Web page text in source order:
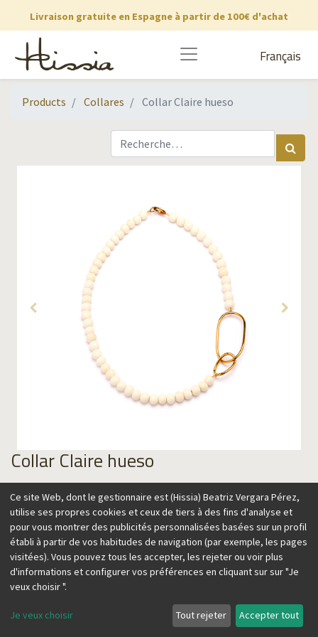
Livraison gratuite en Espagne à partir de 100€ d'achat
Français
Products Collares Collar Claire hueso
Collar Claire hueso
149,00€
Ajouter au panier
Collar de bolas de hueso y eslabón irregular con un diseño
Ce site Web, dont le gestionnaire est (Hissia) Beatriz Vergara Pérez,
utilise ses propres cookies et ceux de tiers à des fins d'analyse et
pour vous montrer des publicités personnalisées basées sur un profil
établi à partir de vos habitudes de navigation (par exemple, les pages
visitées). Vous pouvez tous les accepter, les rejeter ou voir plus
d'informations et configurer vos préférences en cliquant sur sur "Je
veux choisir ".
Je veux choisir Tout rejeter Accepter tout